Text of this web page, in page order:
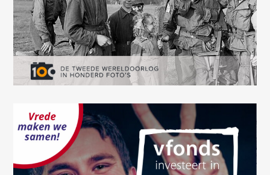
This page didn't load Google Maps correctly. See the
JavaScript console for technical details.